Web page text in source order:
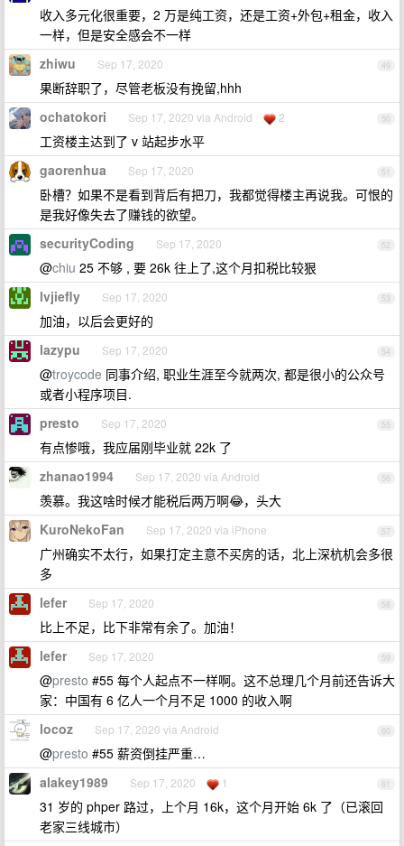
收入多元化很重要，2 万是纯工资，还是工资+外包+租金，收入
一样，但是安全感会不一样
49
zhiwu Sep 17, 2020
果断辞职了，尽管老板没有挽留,hhh
50
ochatokori Sep 17, 2020 via Android 2
工资楼主达到了 v 站起步水平
51
gaorenhua Sep 17, 2020
卧槽？如果不是看到背后有把刀，我都觉得楼主再说我。可恨的
是我好像失去了赚钱的欲望。
52
securityCoding Sep 17, 2020
@chiu 25 不够 , 要 26k 往上了,这个月扣税比较狠
53
lvjiefly Sep 17, 2020
加油，以后会更好的
54
lazypu Sep 17, 2020
@troycode 同事介绍, 职业生涯至今就两次, 都是很小的公众号
或者小程序项目.
55
presto Sep 17, 2020
有点惨哦，我应届刚毕业就 22k 了
56
zhanao1994 Sep 17, 2020 via Android
羡慕。我这啥时候才能税后两万啊😂，头大
57
KuroNekoFan Sep 17, 2020 via iPhone
广州确实不太行，如果打定主意不买房的话，北上深杭机会多很
多
58
lefer Sep 17, 2020
比上不足，比下非常有余了。加油！
59
lefer Sep 17, 2020
@presto #55 每个人起点不一样啊。这不总理几个月前还告诉大
家：中国有 6 亿人一个月不足 1000 的收入啊
60
locoz Sep 17, 2020 via Android
@presto #55 薪资倒挂严重…
61
alakey1989 Sep 17, 2020 1
31 岁的 phper 路过，上个月 16k，这个月开始 6k 了（已滚回
老家三线城市）